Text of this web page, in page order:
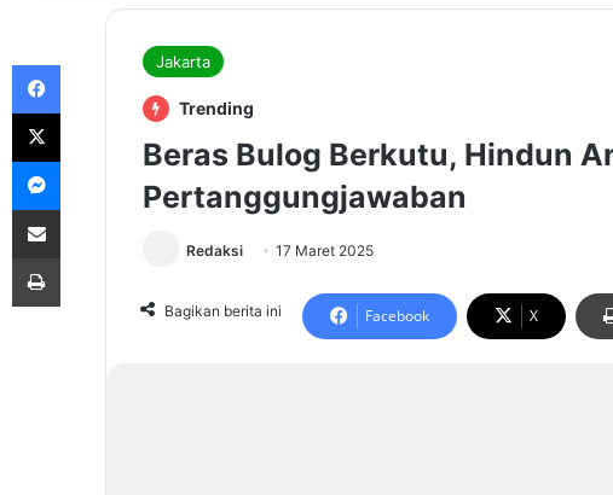
Jakarta
Trending
Beras Bulog Berkutu, Hindun
Pertanggungjawaban
Redaksi 17 Maret 2025
Bagikan berita ini Facebook X
Messenger